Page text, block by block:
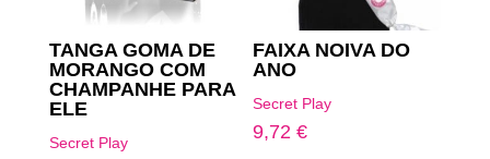
TANGA GOMA DE
MORANGO COM
CHAMPANHE PARA
ELE
Secret Play
FAIXA NOIVA DO
ANO
Secret Play
9,72€